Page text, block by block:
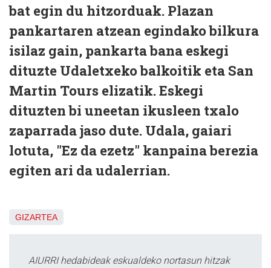
bat egin du hitzorduak. Plazan
pankartaren atzean egindako bilkura
isilaz gain, pankarta bana eskegi
dituzte Udaletxeko balkoitik eta San
Martin Tours elizatik. Eskegi
dituzten bi uneetan ikusleen txalo
zaparrada jaso dute. Udala, gaiari
lotuta, "Ez da ezetz" kanpaina berezia
egiten ari da udalerrian.
GIZARTEA
AIURRI hedabideak eskualdeko nortasun hitzak